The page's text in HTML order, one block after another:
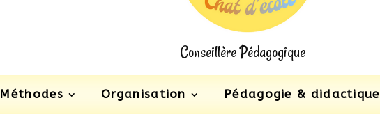
Conseillère Pédagogique
Méthodes Organisation Pédagogie & didactique